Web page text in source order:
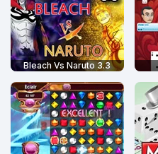
Bleach Vs Naruto 3.3